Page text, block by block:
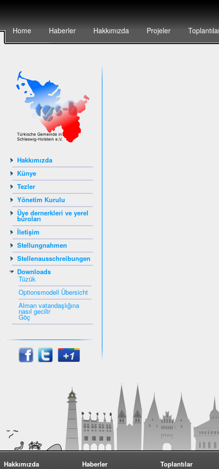
Home Haberler Hakkımızda Projeler
Hakkımızda
Künye
Tezler
Yönetim Kurulu
Üye dernerkleri ve yerel
büroları
İletişim
Stellungnahmen
Stellenausschreibungen
Downloads
Tüzük
Optionsmodell Übersicht
Alman vatandaşlığına
nasıl gecilir
Göç
Hakkımızda
Haberler
Toplantılar